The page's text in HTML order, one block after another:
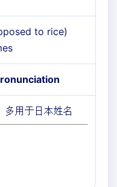
to rice)
多用于日本姓名